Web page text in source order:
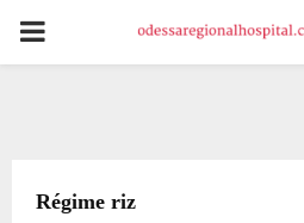
PRIMARY
Régime riz